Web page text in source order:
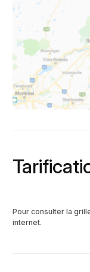
Pour consulter la
internet.